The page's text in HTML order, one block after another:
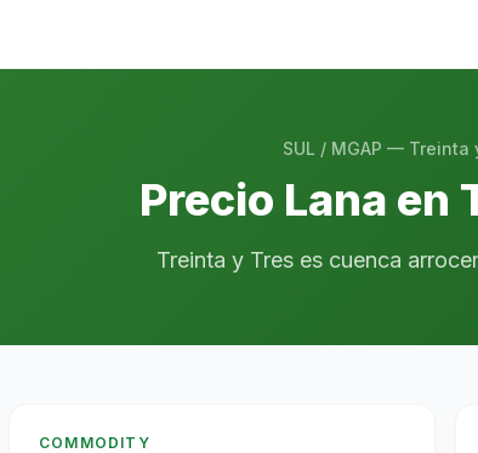
SUL / MGAP — Treinta
Precio Lana en
Treinta y Tres es cuenca
COMMODITY